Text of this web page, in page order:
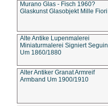
Murano Glas - Fisch 1960?
Glaskunst Glasobjekt Mille Fiori
Alte Antike Lupenmalerei
Miniaturmalerei Signiert Seguin
Um 1860/1880
Alter Antiker Granat Armreif
Armband Um 1900/1910